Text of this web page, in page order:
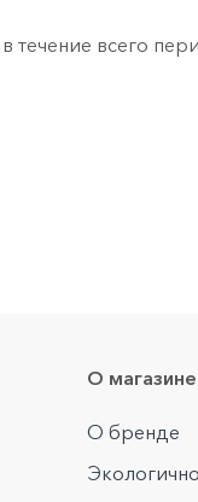
течение всего
О магазине
О бренде